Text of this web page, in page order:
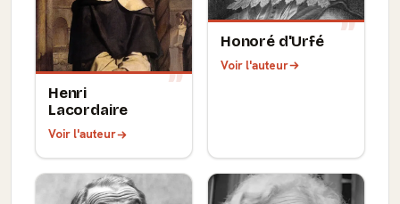
Henri
Lacordaire
Voir l'auteur
Honoré d'Urfé
Voir l'auteur